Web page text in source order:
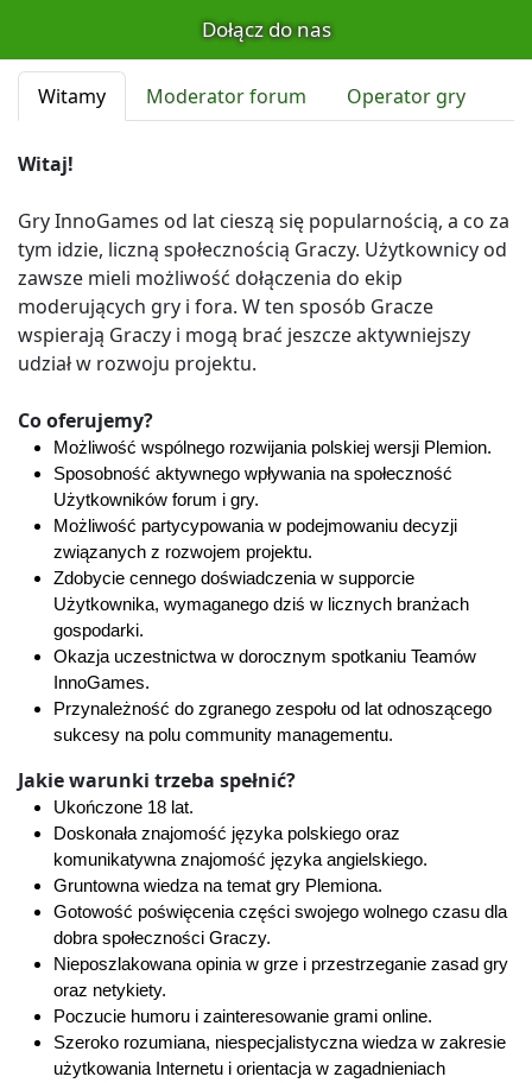
Dołącz do nas
Witamy Moderator forum Operator gry
Witaj!
Gry InnoGames od lat cieszą się popularnością, a co za
tym idzie, liczną społecznością Graczy. Użytkownicy od
zawsze mieli możliwość dołączenia do ekip
moderujących gry i fora. W ten sposób Gracze
wspierają Graczy i mogą brać jeszcze aktywniejszy
udział w rozwoju projektu.
Co oferujemy?
Możliwość wspólnego rozwijania polskiej wersji Plemion.
Sposobność aktywnego wpływania na społeczność
Użytkowników forum i gry.
Możliwość partycypowania w podejmowaniu decyzji
związanych z rozwojem projektu.
Zdobycie cennego doświadczenia w supporcie
Użytkownika, wymaganego dziś w licznych branżach
gospodarki.
Okazja uczestnictwa w dorocznym spotkaniu Teamów
InnoGames.
Przynależność do zgranego zespołu od lat odnoszącego
sukcesy na polu community managementu.
Jakie warunki trzeba spełnić?
Ukończone 18 lat.
Doskonała znajomość języka polskiego oraz
komunikatywna znajomość języka angielskiego.
Gruntowna wiedza na temat gry Plemiona.
Gotowość poświęcenia części swojego wolnego czasu dla
dobra społeczności Graczy.
Nieposzlakowana opinia w grze i przestrzeganie zasad gry
oraz netykiety.
Poczucie humoru i zainteresowanie grami online.
Szeroko rozumiana, niespecjalistyczna wiedza w zakresie
użytkowania Internetu i orientacja w zagadnieniach